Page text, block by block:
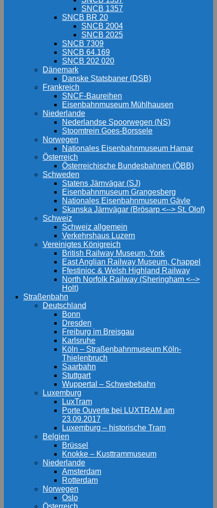
SNCB 1357
SNCB BR 20
SNCB 2004
SNCB 2025
SNCB 7309
SNCB 64.169
SNCB 202 020
Dänemark
Danske Statsbaner (DSB)
Frankreich
SNCF-Baureihen
Eisenbahnmuseum Mühlhausen
Niederlande
Nederlandse Spoorwegen (NS)
Stoomtrein Goes-Borssele
Norwegen
Nationales Eisenbahnmuseum Hamar
Österreich
Österreichische Bundesbahnen (ÖBB)
Schweden
Statens Järnvägar (SJ)
Eisenbahnmuseum Grangesberg
Nationales Eisenbahnmuseum Gävle
Skanska Järnvägar (Brösarp <--> St. Olof)
Schweiz
Schweiz allgemein
Verkehrshaus Luzern
Vereinigtes Königreich
British Railway Museum, York
East Anglian Railway Museum, Chappel
Ffestinioc & Welsh Highland Railway
North Norfolk Railway (Sheringham <-->
Holt)
Straßenbahn
Deutschland
Bonn
Dresden
Freiburg im Breisgau
Karlsruhe
Köln – Straßenbahnmuseum Köln-
Thielenbruch
Saarbahn
Stuttgart
Wuppertal – Schwebebahn
Luxemburg
LuxTram
Porte Ouverte bei LUXTRAM am
23.09.2017
Luxemburg – historische Tram
Belgien
Brüssel
Knokke – Kusttrammuseum
Niederlande
Amsterdam
Rotterdam
Norwegen
Oslo
Österreich